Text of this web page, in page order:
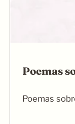
Poemas
Poemas